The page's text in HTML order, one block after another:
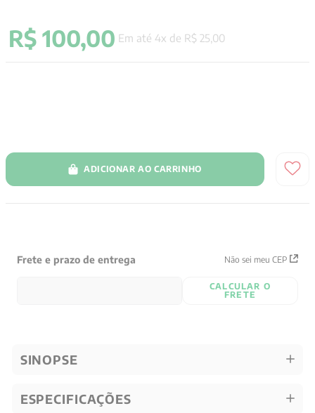
R$ 100,00 Em até 4x de R$ 25 00
ADICIONAR AO CARRINHO
Frete e prazo de entrega Não sei meu CEP
CALCULAR O
FRETE
SINOPSE
ESPECIFICAÇÕES